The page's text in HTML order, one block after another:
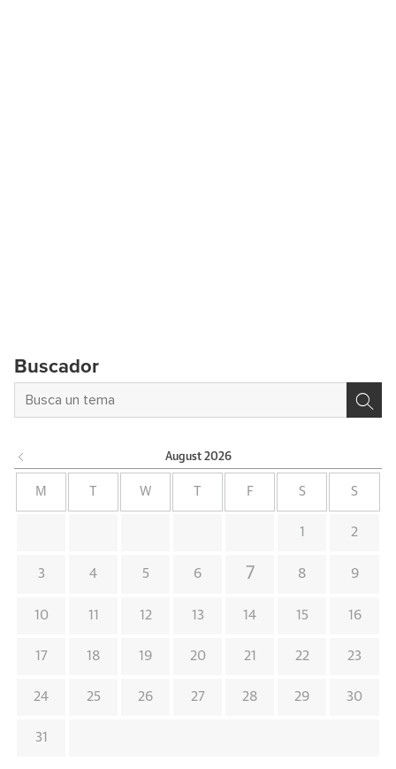
Buscador
August 2026
M W F S S
1 2
3 4 5 6 7 8 9
10 11 12 13 14 15 16
17 18 19 20 21 22 23
24 25 26 27 28 29 30
31